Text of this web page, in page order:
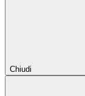
Chiudi